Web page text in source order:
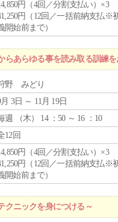
円（4回／分割支払い）×3
円（12回／一括前納支払※
開始前まで）
あらゆる事を読み取る訓練を
野 みどり
3日 ～ 11月 19日
週 （木） 14 ：50 ～ 16 ：10
12回
円（4回／分割支払い）×3
円（12回／一括前納支払※
開始前まで）
ニックを身につける～